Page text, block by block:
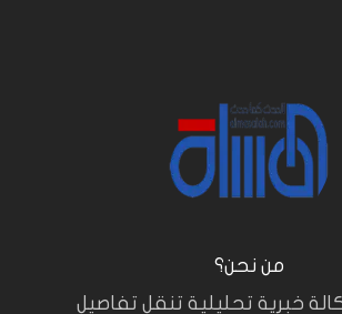
من نحن؟
خبرية تحليلية تنقل تفاصيل